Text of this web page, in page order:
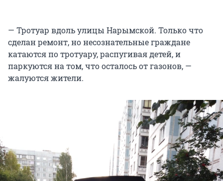
— Тротуар вдоль улицы Нарымской. Только что
сделан ремонт, но несознательные граждане
катаются по тротуару, распугивая детей, и
паркуются на том, что осталось от газонов, —
жалуются жители.